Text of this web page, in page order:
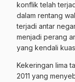
konflik telah
dalam rentang
terjadi antar
menjadi perang
yang kendali
Kekeringan lima
2011 yang